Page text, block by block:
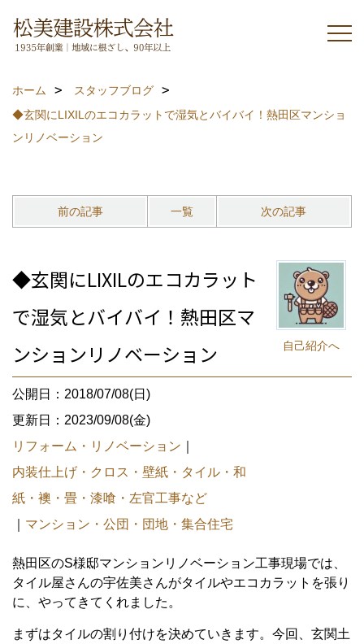
ホーム
スタッフブログ
◆玄関にLIXILのエコカラットで湿気とバイバイ！熱田区マンショ
ンリノベーション
前の記事 一覧 次の記事
自己紹介へ
◆玄関にLIXILのエコカラット
で湿気とバイバイ！熱田区マ
ンションリノベーション
公開日：2018/07/08(日)
更新日：2023/09/08(金)
リフォーム・リノベーション
内装仕上げ・クロス・壁紙・タイル・和
紙・襖・畳・漆喰・左官工事など
マンション・公団・団地・集合住宅
熱田区のS様邸マンションリノベーション工事現場では、
タイル屋さんの宇佐美さんがタイルやエコカラットを張り
に、やってきてくれました。
まずはタイルの割り付けを決めていきます。今回、玄関土